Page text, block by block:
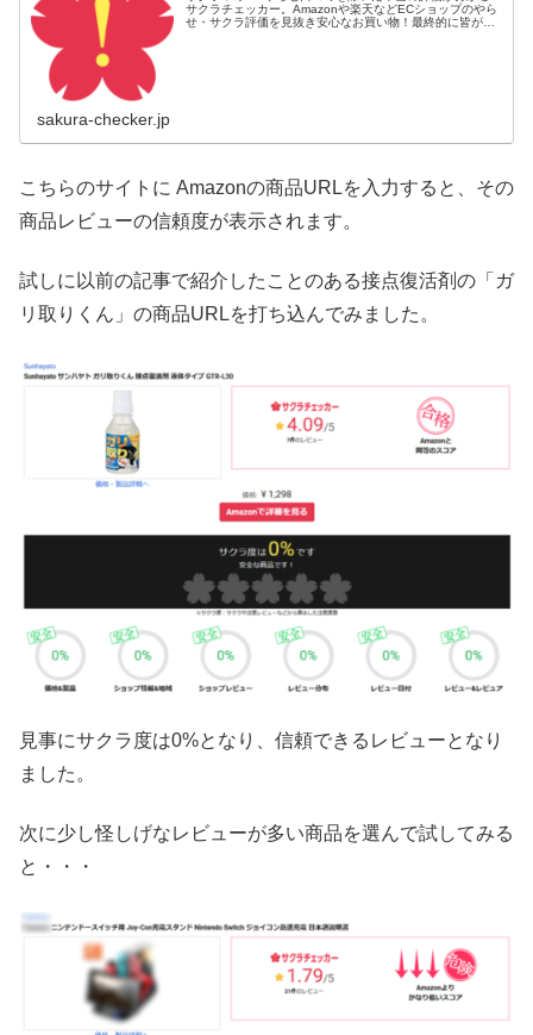
サクラチェッカー。Amazonや楽天などECショップのやら
せ・サクラ評価を見抜き安心なお買い物！最終的に皆が選
sakura-checker.jp
こちらのサイトに Amazonの商品URLを入力すると、その
商品レビューの信頼度が表示されます。
試しに以前の記事で紹介したことのある接点復活剤の「ガ
リ取りくん」の商品URLを打ち込んでみました。
見事にサクラ度は0%となり、信頼できるレビューとなり
ました。
次に少し怪しげなレビューが多い商品を選んで試してみる
と・・・